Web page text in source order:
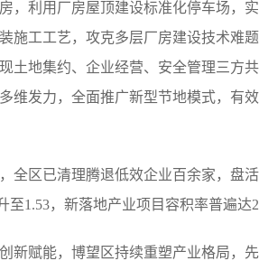
，利用厂房屋顶建设标准化停车场，
施工工艺，攻克多层厂房建设技术难
土地集约、企业经营、安全管理三方
维发力，全面推广新型节地模式，有
区已清理腾退低效企业百余家，盘活
至1.53，新落地产业项目容积率普遍达
赋能，博望区持续重塑产业格局，先